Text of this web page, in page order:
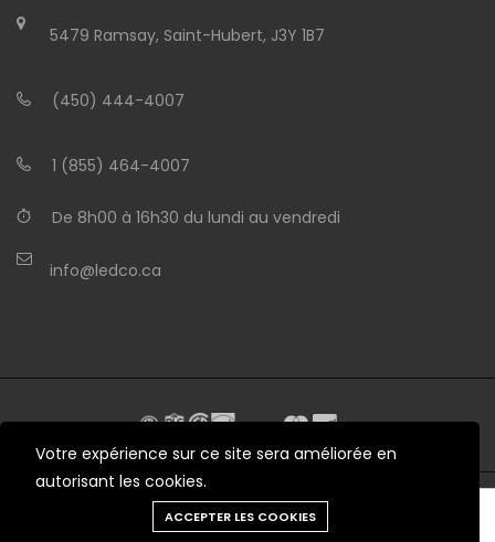
5479 Ramsay, Saint-Hubert, J3Y 1B7
(450) 444-4007
1 (855) 464-4007
De 8h00 à 16h30 du lundi au vendredi
info@ledco.ca
© 2012 - 2026 LEDCO.CA Tous droits réservés
Votre expérience sur ce site sera améliorée en
autorisant les cookies.
ACCEPTER LES COOKIES